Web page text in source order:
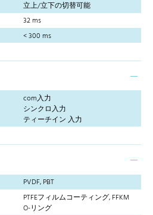
立上/立下の切替可能
32 ms
< 300 ms
com入力
シンクロ入力
ティーチイン 入力
PVDF, PBT
PTFEフィルムコーティング, FFKM
O-リング